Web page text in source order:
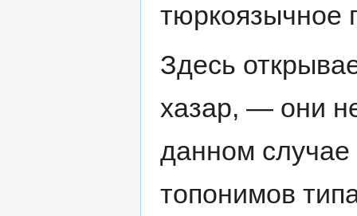
тюркоязычное
Здесь
хазар, — они
данном случае
топонимов